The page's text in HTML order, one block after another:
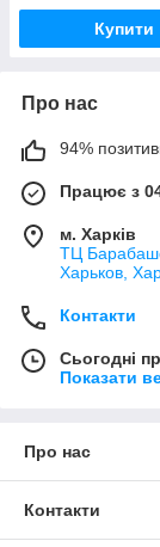
Купити
Про нас
94%
Працює з
м. Харків
ТЦ
Харьков,
Контакти
Сьогодні
Показати
Про нас
Контакти